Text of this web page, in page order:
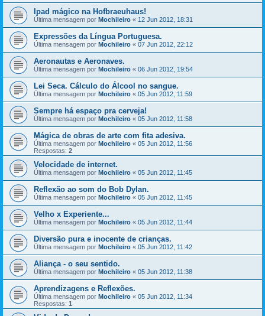
Ipad mágico na Hofbraeuhaus!
Última mensagem por Mochileiro « 12 Jun 2012, 18:31
Expressões da Língua Portuguesa.
Última mensagem por Mochileiro « 07 Jun 2012, 22:12
Aeronautas e Aeronaves.
Última mensagem por Mochileiro « 06 Jun 2012, 19:54
Lei Seca. Cálculo do Álcool no sangue.
Última mensagem por Mochileiro « 05 Jun 2012, 11:59
Sempre há espaço pra cerveja!
Última mensagem por Mochileiro « 05 Jun 2012, 11:58
Mágica de obras de arte com fita adesiva.
Última mensagem por Mochileiro « 05 Jun 2012, 11:56
Respostas: 2
Velocidade de internet.
Última mensagem por Mochileiro « 05 Jun 2012, 11:45
Reflexão ao som do Bob Dylan.
Última mensagem por Mochileiro « 05 Jun 2012, 11:45
Velho x Experiente...
Última mensagem por Mochileiro « 05 Jun 2012, 11:44
Diversão pura e inocente de crianças.
Última mensagem por Mochileiro « 05 Jun 2012, 11:42
Aliança - o seu sentido.
Última mensagem por Mochileiro « 05 Jun 2012, 11:38
Aprendizagens e Reflexões.
Última mensagem por Mochileiro « 05 Jun 2012, 11:34
Respostas: 1